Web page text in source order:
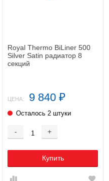
Royal Thermo BiLiner 500
Silver Satin радиатор 8
секций
ЦЕНА: 9 840 ₽
Осталось 2 штуки
- +
Купить